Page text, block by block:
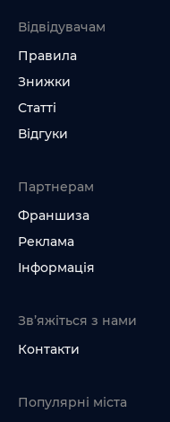
Відвідувачам
Правила
Знижки
Статті
Відгуки
Партнерам
Франшиза
Реклама
Інформація
Зв’яжіться з нами
Контакти
Популярні міста